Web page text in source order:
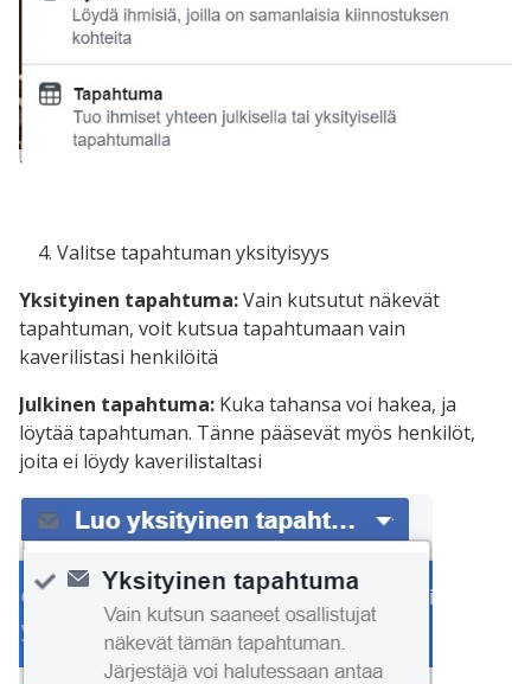
Valitse tapahtuman yksityisyys
Yksityinen tapahtuma:Vain kutsutut näkevät
tapahtuman, voit kutsua tapahtumaan vain
kaverilistasi henkilöitä
Julkinen tapahtuma: Kuka tahansa voi hakea, ja
löytää tapahtuman. Tänne pääsevät myös henkilöt,
joita ei löydy kaverilistaltasi